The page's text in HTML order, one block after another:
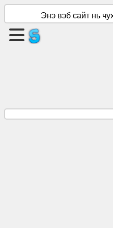
Хуудас
Энэ вэб сайт нь